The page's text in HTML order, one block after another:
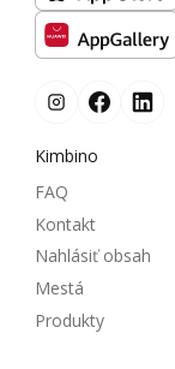
Kimbino
FAQ
Kontakt
Nahlásiť obsah
Mestá
Produkty